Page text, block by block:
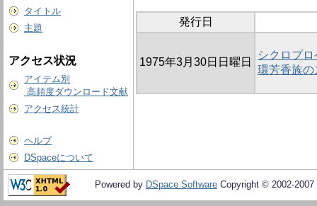
タイトル
主題
アクセス状況
アイテム別
高頻度ダウンロード文献
アクセス統計
ヘルプ
DSpaceについて
発行日
1975年3月30日日曜日
シクロプ
環芳香族
Powered by DSpace Software Copyright © 2002-2007